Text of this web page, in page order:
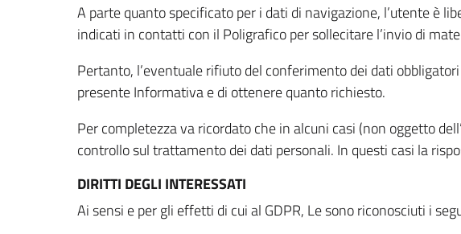
A parte quanto specificato per i dati di navigazione, l’utente è
indicati in contatti con il Poligrafico per sollecitare l’invio di
Pertanto, l’eventuale rifiuto del conferimento dei dati
presente Informativa e di ottenere quanto richiesto.
Per completezza va ricordato che in alcuni casi (non oggetto
controllo sul trattamento dei dati personali. In questi casi la
DIRITTI DEGLI INTERESSATI
Ai sensi e per gli effetti di cui al GDPR, Le sono riconosciuti i